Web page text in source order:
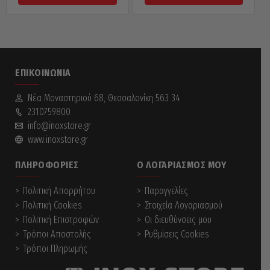
ΕΠΙΚΟΙΝΩΝΊΑ
Νέα Mοναστηριού 68, Θεσσαλονίκη 563 34
2310759800
info@inoxstore.gr
www.inoxstore.gr
ΠΛΗΡΟΦΟΡΊΕΣ
Πολιτική Απορρήτου
Πολιτική Cookies
Πολιτική Επιστροφών
Τρόποι Αποστολής
Τρόποι Πληρωμής
Ο ΛΟΓΑΡΙΑΣΜΌΣ ΜΟΥ
Παραγγελίες
Στοιχεία Λογαριασμού
Οι διευθύνσεις μου
Ρυθμίσεις Cookies